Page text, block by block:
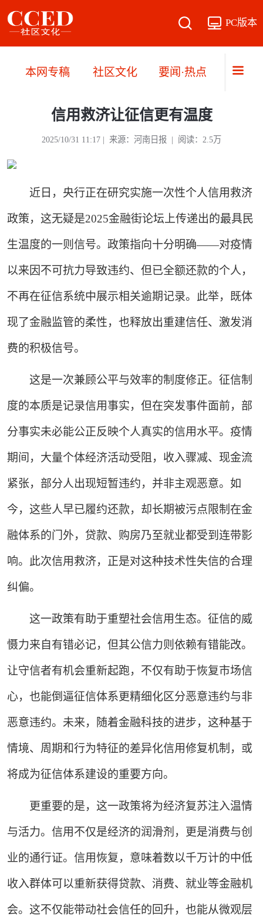
PC版本
本网专稿 社区文化 要闻·热点 直播·
信用救济让征信更有温度
2025/10/31 11:17 | 来源：河南日报 | 阅读：2.5万
近日，央行正在研究实施一次性个人信用救济
政策，这无疑是2025金融街论坛上传递出的最具民
生温度的一则信号。政策指向十分明确——对疫情
以来因不可抗力导致违约、但已全额还款的个人，
不再在征信系统中展示相关逾期记录。此举，既体
现了金融监管的柔性，也释放出重建信任、激发消
费的积极信号。
这是一次兼顾公平与效率的制度修正。征信制
度的本质是记录信用事实，但在突发事件面前，部
分事实未必能公正反映个人真实的信用水平。疫情
期间，大量个体经济活动受阻，收入骤减、现金流
紧张，部分人出现短暂违约，并非主观恶意。如
今，这些人早已履约还款，却长期被污点限制在金
融体系的门外，贷款、购房乃至就业都受到连带影
响。此次信用救济，正是对这种技术性失信的合理
纠偏。
这一政策有助于重塑社会信用生态。征信的威
慑力来自有错必记，但其公信力则依赖有错能改。
让守信者有机会重新起跑，不仅有助于恢复市场信
心，也能倒逼征信体系更精细化区分恶意违约与非
恶意违约。未来，随着金融科技的进步，这种基于
情境、周期和行为特征的差异化信用修复机制，或
将成为征信体系建设的重要方向。
更重要的是，这一政策将为经济复苏注入温情
与活力。信用不仅是经济的润滑剂，更是消费与创
业的通行证。信用恢复，意味着数以千万计的中低
收入群体可以重新获得贷款、消费、就业等金融机
会。这不仅能带动社会信任的回升，也能从微观层